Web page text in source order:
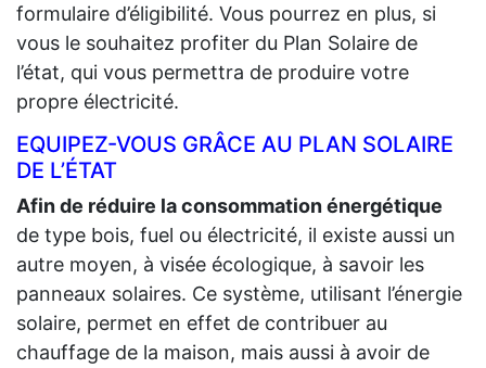
formulaire d’éligibilité. Vous pourrez en plus, si
vous le souhaitez profiter du Plan Solaire de
l’état, qui vous permettra de produire votre
propre électricité.
EQUIPEZ-VOUS GRÂCE AU PLAN SOLAIRE
DE L’ÉTAT
Afin de réduire la consommation énergétique
de type bois, fuel ou électricité, il existe aussi un
autre moyen, à visée écologique, à savoir les
panneaux solaires. Ce système, utilisant l’énergie
solaire, permet en effet de contribuer au
chauffage de la maison, mais aussi à avoir de